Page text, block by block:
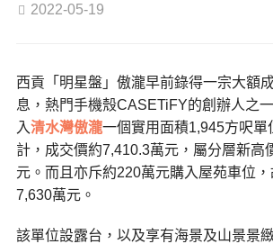
2022-05-19
西貢「明星盤」傲瀧早前錄得一宗大額
息，熱門手機殼CASETiFY的創辦人之
入清水灣傲瀧一個實用面積1,945方呎單
計，成交價約7,410.3萬元，屬分層新高
元。而且亦斥約220萬元購入屋苑車位
7,630萬元。
該單位設露台，以及享有海景及山景景